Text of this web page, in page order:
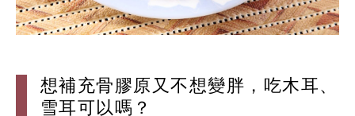
想補充骨膠原又不想變胖，吃木耳、
雪耳可以嗎？